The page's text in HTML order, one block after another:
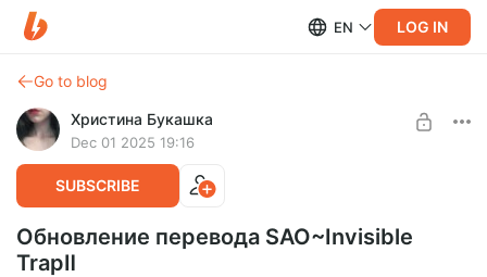
EN LOG IN
Go to blog
Христина Букашка
Dec 01 2025 19:16
SUBSCRIBE
Обновление перевода SAO~Invisible
TrapⅡ